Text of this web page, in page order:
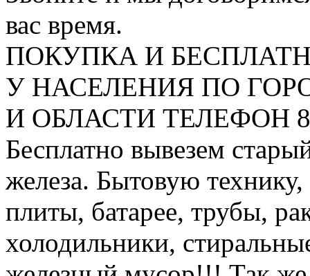
вас время.
ПОКУПКА И
У НАСЕЛЕНИЯ ПО
И ОБЛАСТИ ТЕЛЕФОН 8
Бесплатно вывезем
железа. Бытовую
плиты, батарее, трубы,
холодильники,